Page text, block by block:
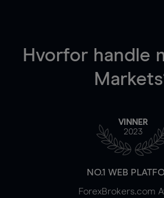
Hvorfor handle
VINNER
2023
NO.1 WEB
ForexBrokers.com